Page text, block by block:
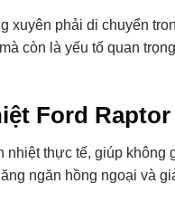
xuyên phải di chuyển
còn là yếu tố quan
Ford Raptor
nhiệt thực tế, giúp
ngăn hồng ngoại và